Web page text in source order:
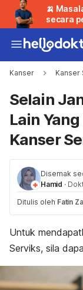
🍌
secara
Kanser Kanser
Selain
Lain
Kanser
Disemak
Hamid ·
Ditulis oleh Fatin
Untuk
Serviks, sila